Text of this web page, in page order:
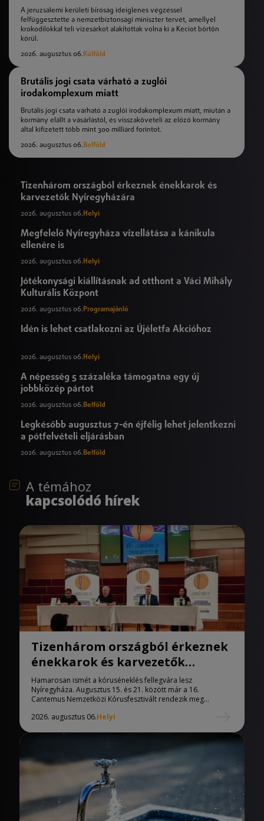
A jeruzsálemi kerületi bíróság ideiglenes végzéssel
felfüggesztette a nemzetbiztonsági miniszter tervét, amellyel
krokodilokkal teli vizesárkot alakítottak volna ki a Keciot börtön
körül.
2026. augusztus 06. Külföld
Brutális jogi csata várható a zuglói
irodakomplexum miatt
Brutális jogi csata várható a zuglói irodakomplexum miatt, miután a
kormány elállt a vásárlástól, és visszaköveteli az előző kormány
által kifizetett több mint 300 milliárd forintot.
2026. augusztus 06.Belföld
Tizenhárom országból érkeznek énekkarok és
karvezetők Nyíregyházára
2026. augusztus 06. Helyi
Megfelelő Nyíregyháza vízellátása a kánikula
ellenére is
2026. augusztus 06. Helyi
Jótékonysági kiállításnak ad otthont a Váci Mihály
Kulturális Központ
2026. augusztus 06. Programajánló
Idén is lehet csatlakozni az Újéletfa Akcióhoz
2026. augusztus 06. Helyi
A népesség 5 százaléka támogatna egy új
jobbközép pártot
2026. augusztus 06.Belföld
Legkésőbb augusztus 7-én éjfélig lehet jelentkezni
a pótfelvételi eljárásban
2026. augusztus 06.Belföld
A témához
kapcsolódó hírek
Tizenhárom országból érkeznek
énekkarok és karvezetők
Nyíregyházára
Hamarosan ismét a kóruséneklés fellegvára lesz
Nyíregyháza. Augusztus 15. és 21. között már a 16.
Cantemus Nemzetközi Kórusfesztivált rendezik meg...
2026. augusztus 06.Helyi